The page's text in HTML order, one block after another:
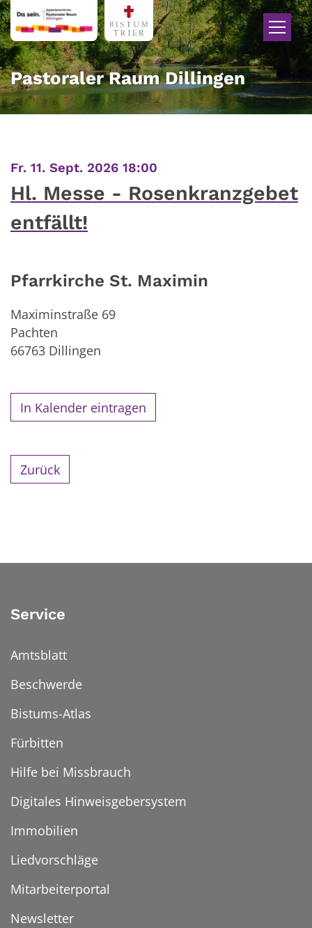
Zum Inhalt springen
Pastoraler Raum Dillingen
Fr. 11. Sept. 2026 18:00
Hl. Messe - Rosenkranzgebet
entfällt!
Pfarrkirche St. Maximin
Maximinstraße 69
Pachten
66763 Dillingen
In Kalender eintragen
Zurück
Service
Amtsblatt
Beschwerde
Bistums-Atlas
Fürbitten
Hilfe bei Missbrauch
Digitales Hinweisgebersystem
Immobilien
Liedvorschläge
Mitarbeiterportal
Newsletter